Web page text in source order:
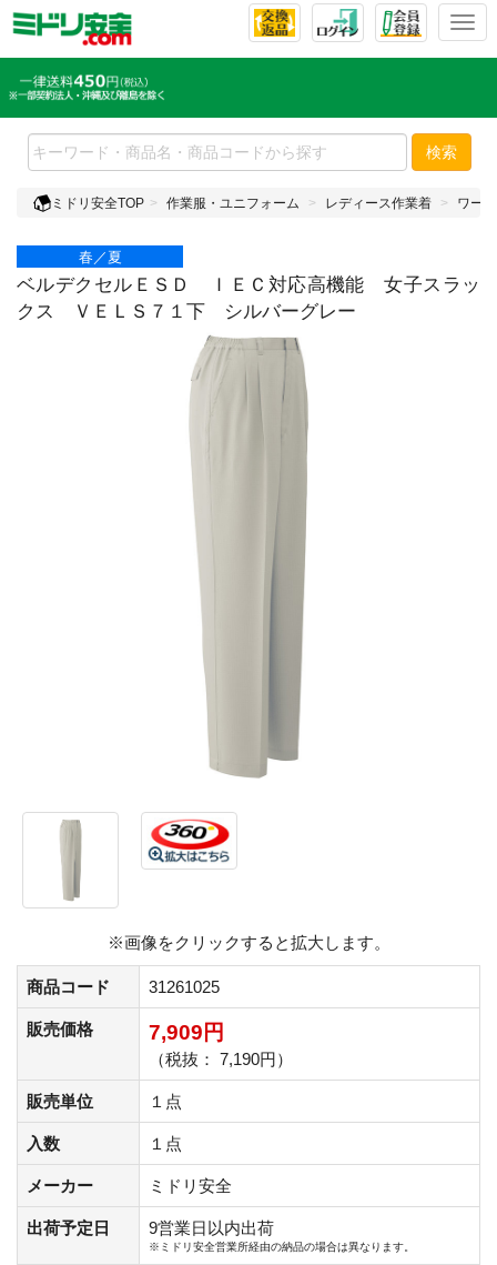
T
l
e
n
v
a
検索
ミドリ安全TOP 作業服・ユニフォーム レディース作業着 ワー
春／夏
ベルデクセルＥＳＤ ＩＥＣ対応高機能 女子スラッ
クス ＶＥＬＳ７１下 シルバーグレー
※画像をクリックすると拡大します。
商品コード 31261025
販売価格 7,909円
（税抜： 7,190円）
販売単位 １点
入数 １点
メーカー ミドリ安全
出荷予定日 9営業日以内出荷
※ミドリ安全営業所経由の納品の場合は異なります。